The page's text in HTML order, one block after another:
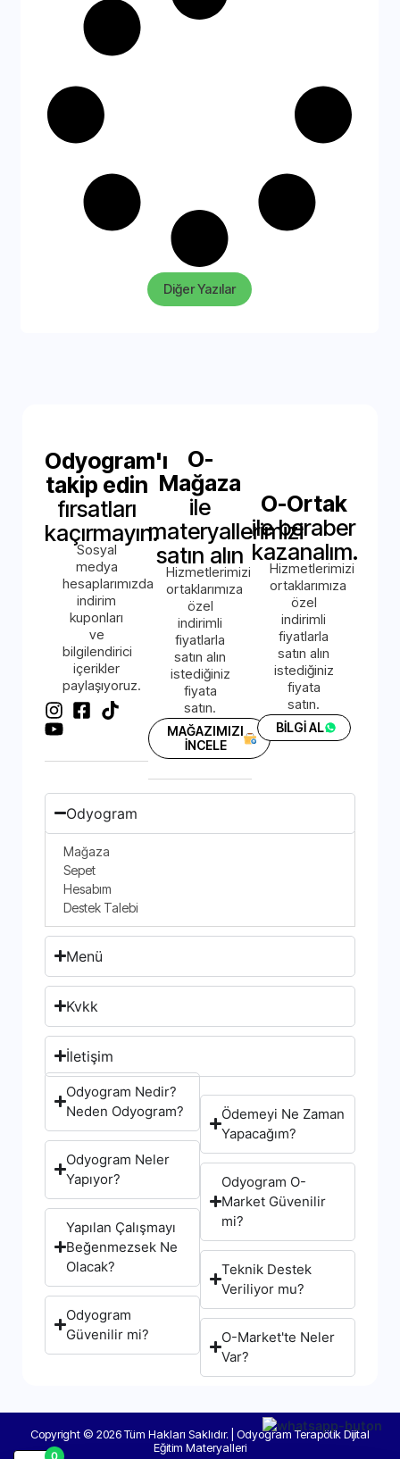
Diğer Yazılar
Odyogram'ı
takip edin
fırsatları
kaçırmayın.
Sosyal
medya
hesaplarımızda
indirim
kuponları
ve
bilgilendirici
içerikler
paylaşıyoruz.
O-
Mağaza
ile
materyallerimizi
satın alın
Hizmetlerimizi
ortaklarımıza
özel
indirimli
fiyatlarla
satın alın
istediğiniz
fiyata
satın.
MAĞAZIMIZI
İNCELE
O-Ortak
ile beraber
kazanalım.
Hizmetlerimizi
ortaklarımıza
özel
indirimli
fiyatlarla
satın alın
istediğiniz
fiyata
satın.
BİLGİ AL
Odyogram
Mağaza
Sepet
Hesabım
Destek Talebi
Menü
Kvkk
İletişim
Odyogram Nedir?
Neden Odyogram?
Odyogram Neler
Yapıyor?
Yapılan Çalışmayı
Beğenmezsek Ne
Olacak?
Odyogram
Güvenilir mi?
Ödemeyi Ne Zaman
Yapacağım?
Odyogram O-
Market Güvenilir
mi?
Teknik Destek
Veriliyor mu?
O-Market'te Neler
Var?
Copyright © 2026 Tüm Hakları Saklıdır. | Odyogram Terapötik Dijital
Eğitim Materyalleri
0